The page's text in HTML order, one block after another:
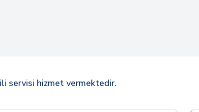
servisi hizmet vermektedir.